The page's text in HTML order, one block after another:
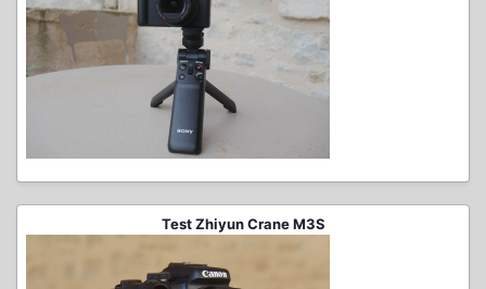
Test Zhiyun Crane M3S